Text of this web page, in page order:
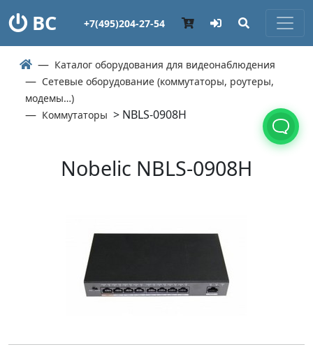
ВС +7(495)204-27-54
Каталог оборудования для видеонаблюдения
Сетевые оборудование (коммутаторы, роутеры,
модемы…)
Коммутаторы > NBLS-0908H
Nobelic NBLS-0908H